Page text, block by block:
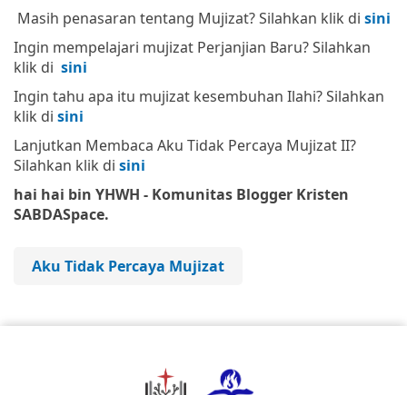
Masih penasaran tentang Mujizat? Silahkan klik di sini
Ingin mempelajari mujizat Perjanjian Baru? Silahkan
klik di sini
Ingin tahu apa itu mujizat kesembuhan Ilahi? Silahkan
klik di sini
Lanjutkan Membaca Aku Tidak Percaya Mujizat II?
Silahkan klik di sini
hai hai bin YHWH - Komunitas Blogger Kristen
SABDASpace.
Aku Tidak Percaya Mujizat